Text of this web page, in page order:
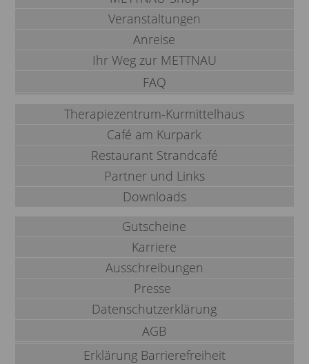
Veranstaltungen
Anreise
Ihr Weg zur METTNAU
FAQ
Therapiezentrum-Kurmittelhaus
Café am Kurpark
Restaurant Strandcafé
Partner und Links
Downloads
Gutscheine
Karriere
Ausschreibungen
Presse
Datenschutzerklärung
AGB
Erklärung Barrierefreiheit